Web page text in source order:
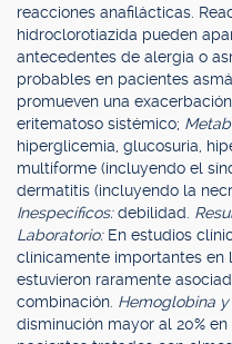
reacciones anafilácticas.
hidroclorotiazida pueden
antecedentes de alergia o
probables en pacientes
promueven una
eritematoso sistémico;
hiperglicemia, glucosuria,
multiforme (incluyendo el
dermatitis (incluyendo la
Inespecíficos:debilidad.
Laboratorio: En estudios
clínicamente importantes en
estuvieron raramente
combinación. Hemoglobina
disminución mayor al 20%